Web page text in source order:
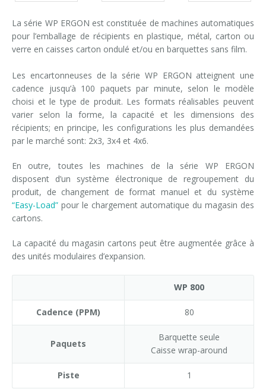
La série WP ERGON est constituée de machines automatiques
pour l’emballage de récipients en plastique, métal, carton ou
verre en caisses carton ondulé et/ou en barquettes sans film.
Les encartonneuses de la série WP ERGON atteignent une
cadence jusqu’à 100 paquets par minute, selon le modèle
choisi et le type de produit. Les formats réalisables peuvent
varier selon la forme, la capacité et les dimensions des
récipients; en principe, les configurations les plus demandées
par le marché sont: 2x3, 3x4 et 4x6.
En outre, toutes les machines de la série WP ERGON
disposent d’un système électronique de regroupement du
produit, de changement de format manuel et du système
“Easy-Load” pour le chargement automatique du magasin des
cartons.
La capacité du magasin cartons peut être augmentée grâce à
des unités modulaires d’expansion.
WP 800
Cadence (PPM) 80
Paquets
Barquette seule
Caisse wrap-around
Piste 1